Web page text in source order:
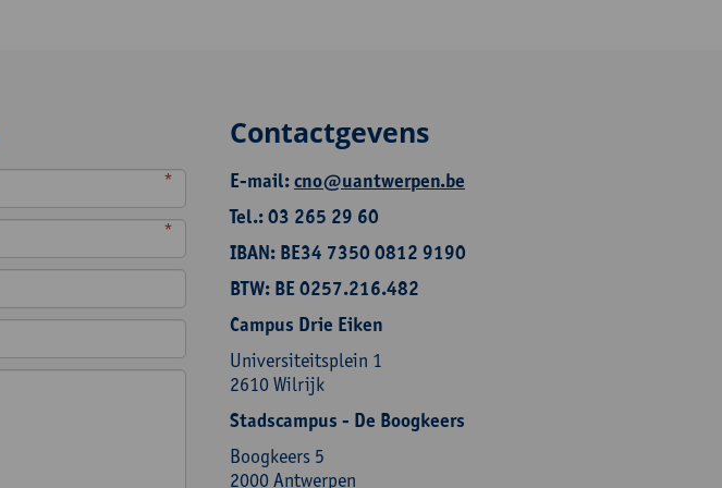
*
*
Contactgevens
E-mail:cno@uantwerpen.be
Tel.: 03 265 29 60
IBAN: BE34 7350 0812 9190
BTW: BE 0257.216.482
Campus Drie Eiken
Universiteitsplein 1
2610 Wilrijk
Stadscampus - De Boogkeers
Boogkeers 5
2000 Antwerpen